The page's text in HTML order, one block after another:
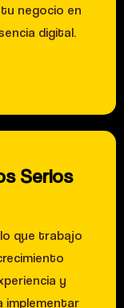
negocio en
digital.
Serios
que trabajo
y
implementar